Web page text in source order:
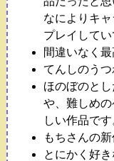
なによりキ
プレイしてい
間違いなく
てんしのう
ほのぼのと
や、難しめ
しい作品です
もちさんの新
とにかく好き